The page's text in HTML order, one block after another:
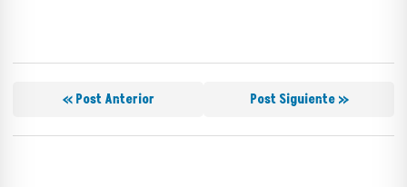
« Post Anterior Post Siguiente »